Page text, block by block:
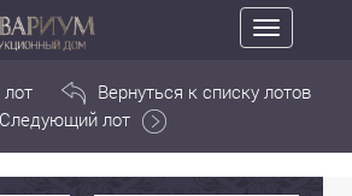
Toggle
navigation
Вернуться к списку лотов
Следующий лот